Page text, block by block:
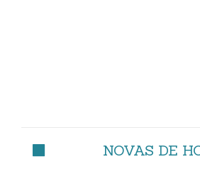
NOVAS DE